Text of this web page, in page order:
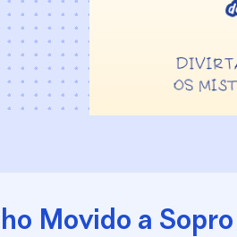
Movido a Sopro